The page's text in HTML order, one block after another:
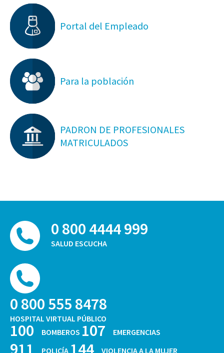
Portal del Empleado
Para la población
PADRON DE PROFESIONALES
MATRICULADOS
0 800 4444 999
SALUD ESCUCHA
0 800 555 8478
HOSPITAL VIRTUAL PÚBLICO
100 BOMBEROS 107 EMERGENCIAS
POLICÍA VIOLENCIA A LA MUJER